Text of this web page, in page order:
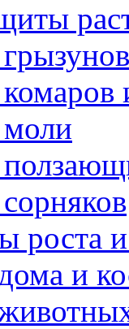
моли
роста и
и